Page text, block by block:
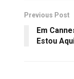
Previous Post
Em
Estou